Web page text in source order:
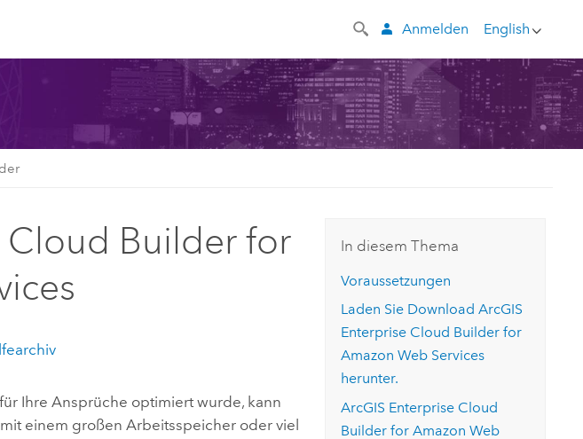
English
Anmelden
Cloud Builder for
Ihre Ansprüche optimiert wurde, kann
einem großen Arbeitsspeicher oder viel
In diesem Thema
Voraussetzungen
Laden Sie DownloadArcGIS
Enterprise Cloud Builder for
Amazon Web Services
herunter.
ArcGIS Enterprise Cloud
Builder for Amazon Web